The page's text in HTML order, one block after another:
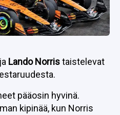
ja Lando Norristaistelevat
pääosin hyvinä.
kipinää, kun Norris